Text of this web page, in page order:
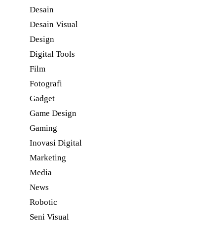
Desain
Desain Visual
Design
Digital Tools
Film
Fotografi
Gadget
Game Design
Gaming
Inovasi Digital
Marketing
Media
News
Robotic
Seni Visual